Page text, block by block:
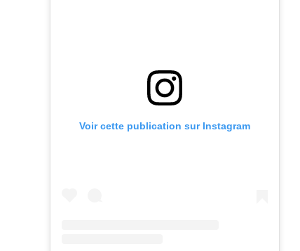
Voir cette publication sur Instagram